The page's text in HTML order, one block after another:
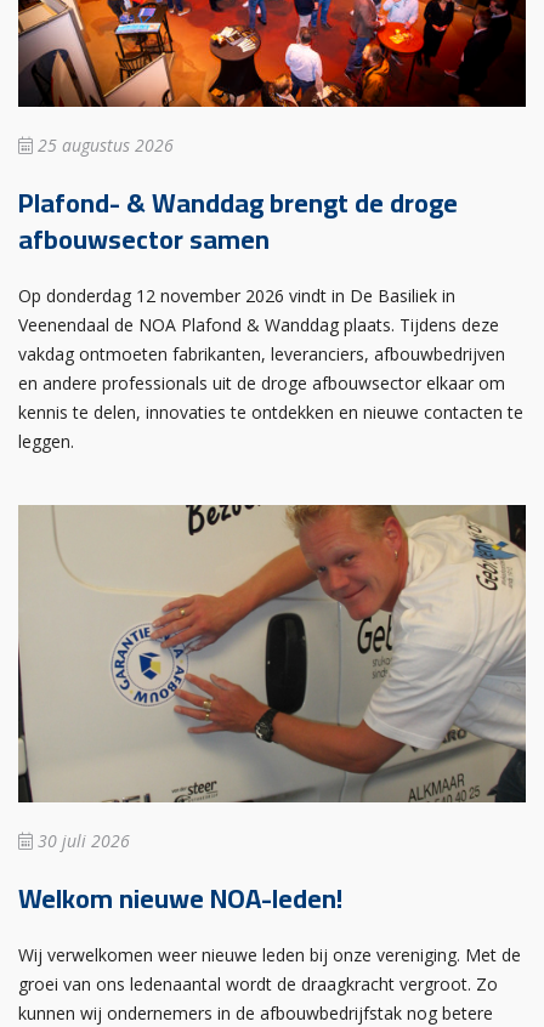
25 augustus 2026
Plafond- & Wanddag brengt de droge
afbouwsector samen
Op donderdag 12 november 2026 vindt in De Basiliek in
Veenendaal de NOA Plafond & Wanddag plaats. Tijdens deze
vakdag ontmoeten fabrikanten, leveranciers, afbouwbedrijven
en andere professionals uit de droge afbouwsector elkaar om
kennis te delen, innovaties te ontdekken en nieuwe contacten te
leggen.
30 juli 2026
Welkom nieuwe NOA-leden!
Wij verwelkomen weer nieuwe leden bij onze vereniging. Met de
groei van ons ledenaantal wordt de draagkracht vergroot. Zo
kunnen wij ondernemers in de afbouwbedrijfstak nog betere